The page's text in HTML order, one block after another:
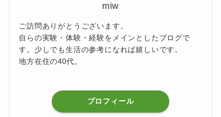
miw
ご訪問ありがとうございます。
自らの実験・体験・経験をメインとしたブログで
す。少しでも生活の参考になれば嬉しいです。
地方在住の40代。
プロフィール